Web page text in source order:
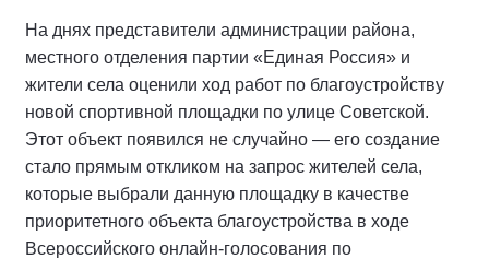
На днях представители администрации района,
местного отделения партии «Единая Россия» и
жители села оценили ход работ по благоустройству
новой спортивной площадки по улице Советской.
Этот объект появился не случайно — его создание
стало прямым откликом на запрос жителей села,
которые выбрали данную площадку в качестве
приоритетного объекта благоустройства в ходе
Всероссийского онлайн-голосования по